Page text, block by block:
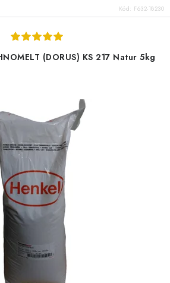
Kód: F632-18230
(DORUS) KS 217 Natur 5kg